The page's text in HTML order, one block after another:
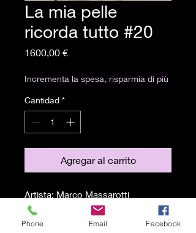
La mia pelle
ricorda tutto #20
1600,00 €Precio
Incrementa la spesa, risparmia di più
Cantidad *
Agregar al carrito
Artista: Marco Massarotti
Misure: 50x70 cm
Tecnica: olio, acrilico e pastelli su
Phone Email Facebook